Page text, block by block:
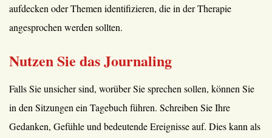
aufdecken oder Themen identifizieren, die in der Therapie
angesprochen werden sollten.
Nutzen Sie das Journaling
Falls Sie unsicher sind, worüber Sie sprechen sollen, können Sie
in den Sitzungen ein Tagebuch führen. Schreiben Sie Ihre
Gedanken, Gefühle und bedeutende Ereignisse auf. Dies kann als